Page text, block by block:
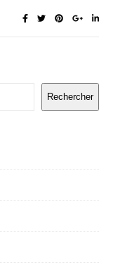
Rechercher